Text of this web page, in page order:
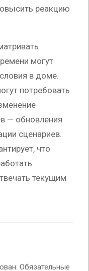
реакцию
могут
в доме.
потребовать
— обновления
сценариев.
что
текущим
Обязательные